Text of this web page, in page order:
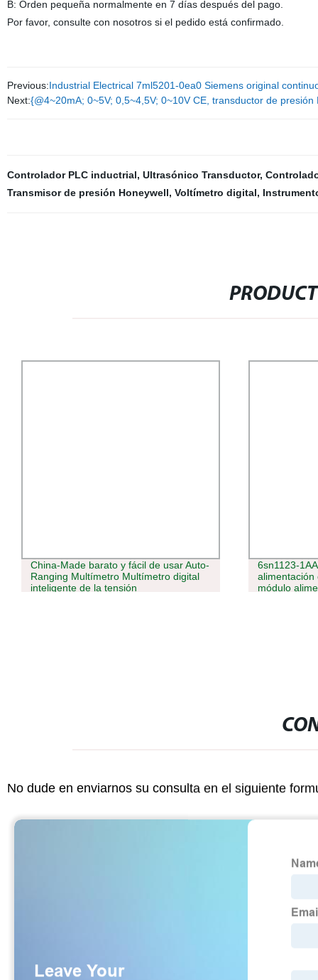
B: Orden pequeña normalmente en 7 días después del pago.
Por favor, consulte con nosotros si el pedido está confirmado.
Previous:Industrial Electrical 7ml5201-0ea0 Siemens original
Next:{@4~20mA; 0~5V; 0,5~4,5V; 0~10V CE, transductor de presión
Controlador PLC inductrial, Ultrasónico Transductor,
Transmisor de presión Honeywell, Voltímetro digital,
China-Made barato y fácil de usar Auto-
Ranging Multímetro Multímetro digital
inteligente de la tensión
6sn1123-
alimentación
módulo
No dude en enviarnos su consulta en el siguiente